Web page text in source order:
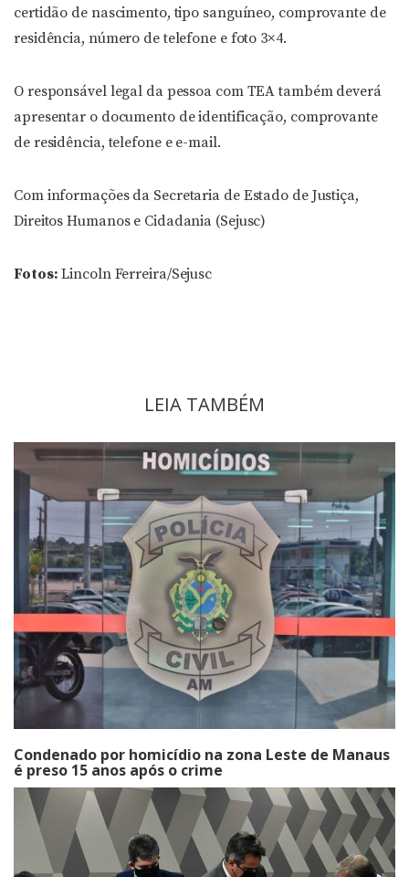
certidão de nascimento, tipo sanguíneo, comprovante de
residência, número de telefone e foto 3×4.
O responsável legal da pessoa com TEA também deverá
apresentar o documento de identificação, comprovante
de residência, telefone e e-mail.
Com informações da Secretaria de Estado de Justiça,
Direitos Humanos e Cidadania (Sejusc)
Fotos: Lincoln Ferreira/Sejusc
LEIA TAMBÉM
Condenado por homicídio na zona Leste de Manaus
é preso 15 anos após o crime